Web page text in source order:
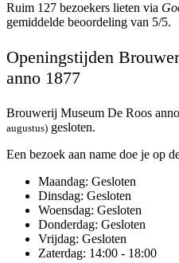
Ruim 127 bezoekers lieten via
gemiddelde beoordeling van 5/5.
Openingstijden
anno 1877
Brouwerij Museum De Roos
augustus) gesloten.
Een bezoek aan name doe je op
Maandag: Gesloten
Dinsdag: Gesloten
Woensdag: Gesloten
Donderdag: Gesloten
Vrijdag: Gesloten
Zaterdag: 14:00 - 18:00